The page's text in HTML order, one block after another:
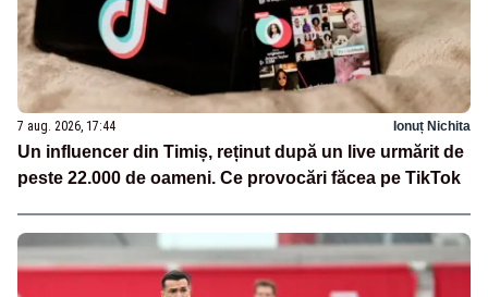
7 aug. 2026, 17:44 Ionuț Nichita
Un influencer din Timiș, reținut după un live urmărit de
peste 22.000 de oameni. Ce provocări făcea pe TikTok